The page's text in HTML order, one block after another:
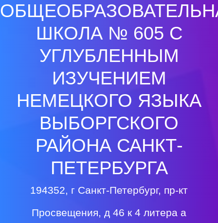
ШКОЛА № 605 С
УГЛУБЛЕННЫМ
ИЗУЧЕНИЕМ
НЕМЕЦКОГО ЯЗЫКА
ВЫБОРГСКОГО
РАЙОНА САНКТ-
ПЕТЕРБУРГА
194352, г Санкт-Петербург, пр-кт
Просвещения, д 46 к 4 литера а